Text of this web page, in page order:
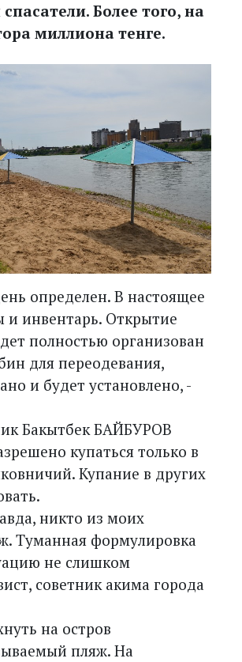
Более того, на
миллиона тенге.
определен. В настоящее
и инвентарь. Открытие
полностью организован
для переодевания,
и будет установлено, -
Бакытбек БАЙБУРОВ
купаться только в
Купание в других
никто из моих
Туманная формулировка
не слишком
советник акима города
на остров
пляж. На